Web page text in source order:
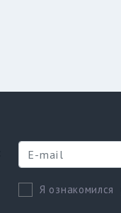
Я ознакомился